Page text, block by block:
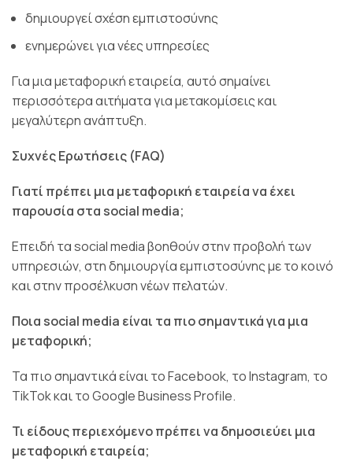
δημιουργεί σχέση εμπιστοσύνης
ενημερώνει για νέες υπηρεσίες
Για μια μεταφορική εταιρεία, αυτό σημαίνει
περισσότερα αιτήματα για μετακομίσεις και
μεγαλύτερη ανάπτυξη.
Συχνές Ερωτήσεις (FAQ)
Γιατί πρέπει μια μεταφορική εταιρεία να έχει
παρουσία στα social media;
Επειδή τα social media βοηθούν στην προβολή των
υπηρεσιών, στη δημιουργία εμπιστοσύνης με το κοινό
και στην προσέλκυση νέων πελατών.
Ποια social media είναι τα πιο σημαντικά για μια
μεταφορική;
Τα πιο σημαντικά είναι το Facebook, το Instagram, το
TikTok και το Google Business Profile.
Τι είδους περιεχόμενο πρέπει να δημοσιεύει μια
μεταφορική εταιρεία;